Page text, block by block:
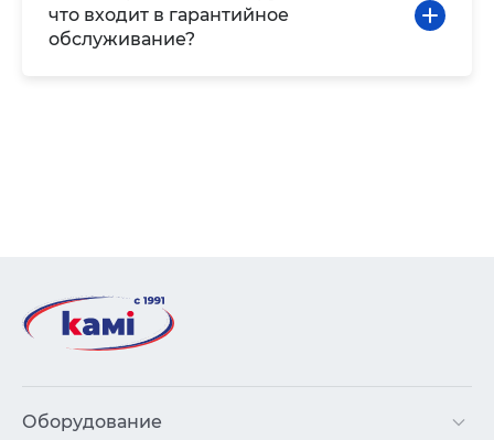
что входит в гарантийное
обслуживание?
Оборудование